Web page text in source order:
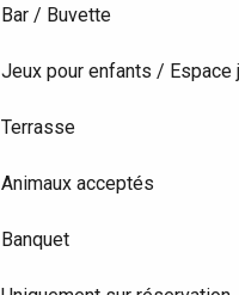
Bar / Buvette
Jeux pour enfants / Espace
Terrasse
Animaux acceptés
Banquet